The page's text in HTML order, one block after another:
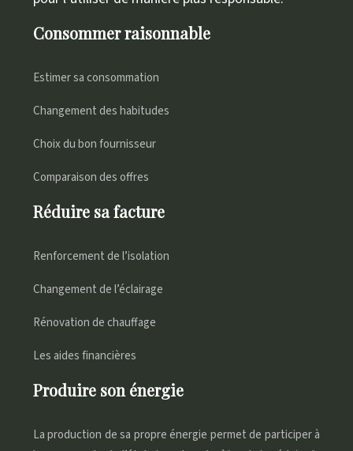
Consommer raisonnable
Estimer sa consommation
Changement des habitudes
Choix du bon fournisseur
Comparaison des offres
Réduire sa facture
Renforcement de l’isolation
Changement de l’éclairage
Rénovation de chauffage
Les aides financières
Produire son énergie
La production de sa propre énergie permet de participer à